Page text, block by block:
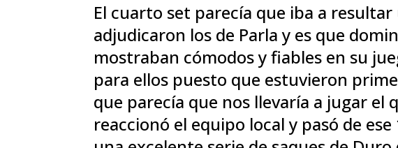
El cuarto set parecía que iba a
adjudicaron los de Parla y es que
mostraban cómodos y fiables en su
para ellos puesto que estuvieron
que parecía que nos llevaría a jugar
reaccionó el equipo local y pasó de